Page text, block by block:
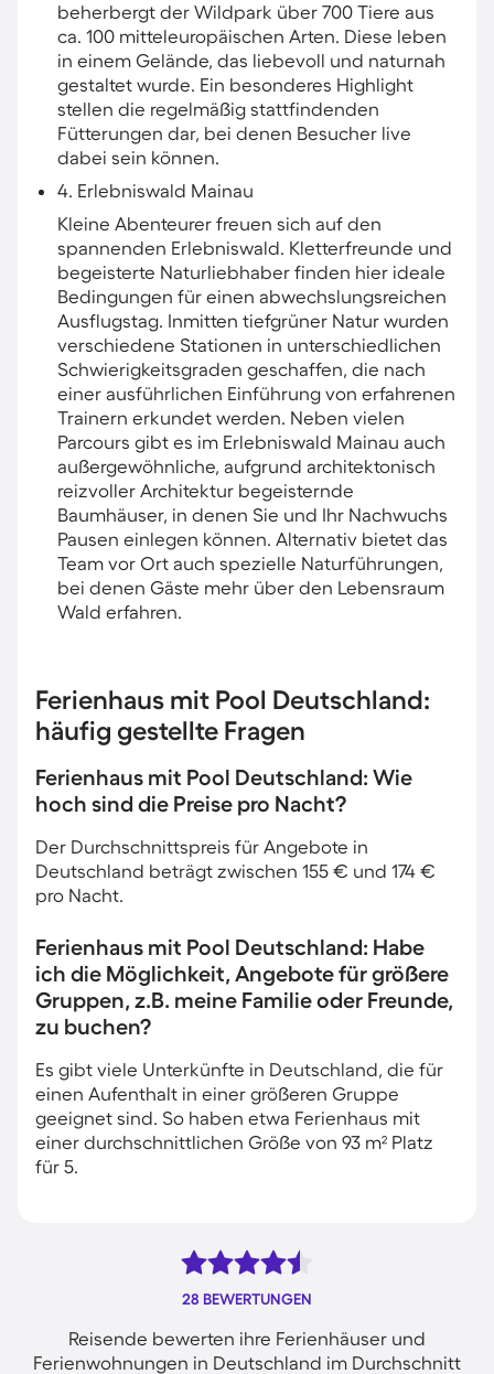
beherbergt der Wildpark über 700 Tiere aus
ca. 100 mitteleuropäischen Arten. Diese leben
in einem Gelände, das liebevoll und naturnah
gestaltet wurde. Ein besonderes Highlight
stellen die regelmäßig stattfindenden
Fütterungen dar, bei denen Besucher live
dabei sein können.
4. Erlebniswald Mainau
Kleine Abenteurer freuen sich auf den
spannenden Erlebniswald. Kletterfreunde und
begeisterte Naturliebhaber finden hier ideale
Bedingungen für einen abwechslungsreichen
Ausflugstag. Inmitten tiefgrüner Natur wurden
verschiedene Stationen in unterschiedlichen
Schwierigkeitsgraden geschaffen, die nach
einer ausführlichen Einführung von erfahrenen
Trainern erkundet werden. Neben vielen
Parcours gibt es im Erlebniswald Mainau auch
außergewöhnliche, aufgrund architektonisch
reizvoller Architektur begeisternde
Baumhäuser, in denen Sie und Ihr Nachwuchs
Pausen einlegen können. Alternativ bietet das
Team vor Ort auch spezielle Naturführungen,
bei denen Gäste mehr über den Lebensraum
Wald erfahren.
Ferienhaus mit Pool Deutschland:
häufig gestellte Fragen
Ferienhaus mit Pool Deutschland: Wie
hoch sind die Preise pro Nacht?
Der Durchschnittspreis für Angebote in
Deutschland beträgt zwischen 155 € und 174 €
pro Nacht.
Ferienhaus mit Pool Deutschland: Habe
ich die Möglichkeit, Angebote für größere
Gruppen, z.B. meine Familie oder Freunde,
zu buchen?
Es gibt viele Unterkünfte in Deutschland, die für
einen Aufenthalt in einer größeren Gruppe
geeignet sind. So haben etwa Ferienhaus mit
einer durchschnittlichen Größe von 93 m² Platz
für 5.
28 BEWERTUNGEN
Reisende bewerten ihre Ferienhäuser und
Ferienwohnungen in Deutschland im Durchschnitt